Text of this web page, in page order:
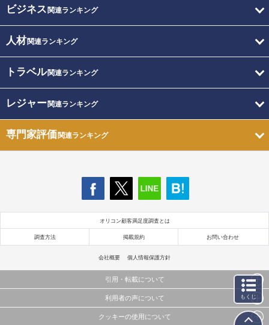
ビジネス 関連ランキング
人材関連ランキング
トラベル関連ランキング
レジャー関連ランキング
専門家評価関連ランキング
オリコン顧客満足度調査とは
調査方法 掲載規約 お問い合わせ
会社概要 個人情報保護方針
引用・転載について
当サイトで公開されている情報（文字、写真、イラスト、画像データ等）及びこれらの配置・
これらの情報を権利者の許可なく無断転載・複製などの二次利用を行うことは固く禁じており
利用者の声について
当サイトに掲載している内容はすべてサービスの利用者が提出された見解・感想です。
クッキーの使用について
もくじ